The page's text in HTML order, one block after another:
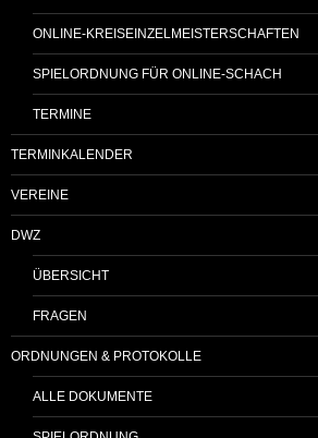
ONLINE-KREISEINZELMEISTERSCHAFTEN
SPIELORDNUNG FÜR ONLINE-SCHACH
TERMINE
TERMINKALENDER
VEREINE
DWZ
ÜBERSICHT
FRAGEN
ORDNUNGEN & PROTOKOLLE
ALLE DOKUMENTE